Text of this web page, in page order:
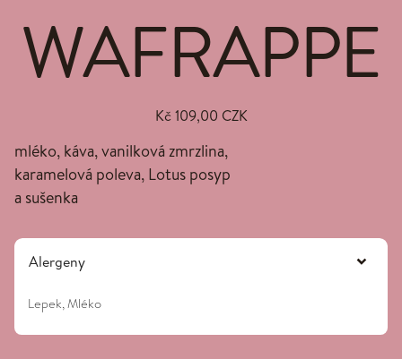
WAFRAPPE
Kč 109,00 CZK
mléko, káva, vanilková zmrzlina,
karamelová poleva, Lotus posyp
a sušenka
Alergeny
Lepek, Mléko